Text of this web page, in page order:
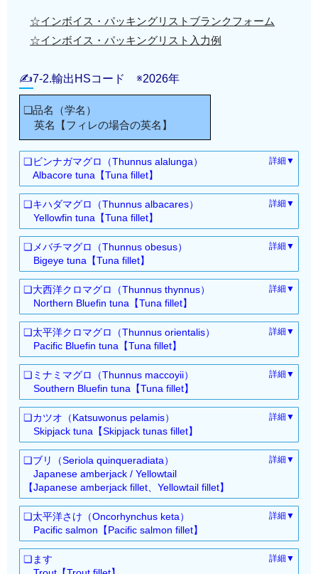
☆インボイス・パッキングリストブランクフォーム
☆インボイス・パッキングリスト入力例
✍7-2.輸出HSコード ※2026年
❏品名（学名）
英名【フィレの場合の英名】
❏ビンナガマグロ（Thunnus alalunga） 詳細▼
Albacore tuna【Tuna fillet】
冷蔵（ラウンド・セミド
レス・ドレス）
：0302.31-000
冷凍（ラウンド・セミド
レス・ドレス）
冷蔵（フィレ）
冷蔵（フィレ）
：0304.87-100
❏キハダマグロ（Thunnus albacares） 詳細▼
Yellowfin tuna【Tuna fillet】
冷蔵（ラウンド・セミド
レス・ドレス）
：0302.32-000
冷凍（ラウンド・セミド
レス・ドレス）
冷蔵（フィレ）
：0304.49-100
冷蔵（フィレ）
：0304.87-100
❏メバチマグロ（Thunnus obesus） 詳細▼
Bigeye tuna【Tuna fillet】
冷蔵（ラウンド・セミド
レス・ドレス）
：0302.34-000
冷凍（ラウンド・セミド
レス・ドレス）
：0303.44-000
冷蔵（フィレ）
：0304.49-100
冷蔵（フィレ）
：0304.87-100
❏大西洋クロマグロ（Thunnus thynnus） 詳細▼
Northern Bluefin tuna【Tuna fillet】
冷蔵（ラウンド・セミド
レス・ドレス）
：0302.35-100
冷凍（ラウンド・セミド
レス・ドレス）
：0303.45-100
冷蔵（フィレ）
：0304.49-100
冷蔵（フィレ）
：0304.87-100
❏太平洋クロマグロ（Thunnus orientalis） 詳細▼
Pacific Bluefin tuna【Tuna fillet】
冷蔵（ラウンド・セミド
レス・ドレス）
：0302.35-200
冷凍（ラウンド・セミド
レス・ドレス）
：0303.45-200
冷蔵（フィレ）
：0304.49-100
冷蔵（フィレ）
：0304.87-100
❏ミナミマグロ（Thunnus maccoyii） 詳細▼
Southern Bluefin tuna【Tuna fillet】
冷蔵（ラウンド・セミド
レス・ドレス）
：0302.36-000
冷凍（ラウンド・セミド
レス・ドレス）
：0303.46-000
冷蔵（フィレ）
：0304.49-100
冷蔵（フィレ）
：0304.87-100
❏カツオ（Katsuwonus pelamis） 詳細▼
Skipjack tuna【Skipjack tunas fillet】
冷蔵（ラウンド・セミド
レス・ドレス）
：0302.33-000
冷凍（ラウンド・セミド
レス・ドレス）
：0303.43-000
冷蔵（フィレ）
：0304.49-900
冷蔵（フィレ）
：0304.87-200
❏ブリ（Seriola quinqueradiata） 詳細▼
Japanese amberjack / Yellowtail
【Japanese amberjack fillet、Yellowtail fillet】
冷蔵（ラウンド・セミド
レス・ドレス）
：0302.89-100
冷凍（ラウンド・セミド
レス・ドレス）
：0303.89-600
冷蔵（フィレ）
❏太平洋さけ（Oncorhynchus keta） 詳細▼
Pacific salmon【Pacific salmon fillet】
冷蔵（ラウンド・セミド ：0302.13-000
❏ます 詳細▼